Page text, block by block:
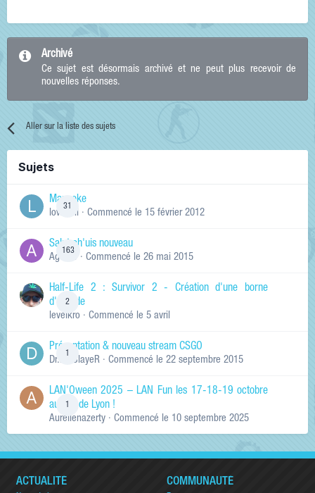
Archivé
Ce sujet est désormais archivé et ne peut plus recevoir de
nouvelles réponses.
Aller sur la liste des sujets
Sujets
31
Manneke
lowskill · Commencé le 15 février 2012
163
Salut ch'uis nouveau
Ag0Nie · Commencé le 26 mai 2015
2
Half-Life 2 : Survivor 2 - Création d'une borne
d'arcade
levelkro · Commencé le 5 avril
Présentation & nouveau stream CSGO
Dr.KinSlayeR · Commencé le 22 septembre 2015
LAN'Oween 2025 – LAN Fun les 17-18-19 octobre
au sud de Lyon !
Aurelienazerty · Commencé le 10 septembre 2025
ACTUALITÉ COMMUNAUTÉ